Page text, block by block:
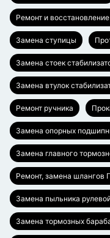
Ремонт и
Замена ступицы
Замена стоек
Замена втулок
Ремонт ручника
Замена опорных
Замена главного
Ремонт, замена шлангов
Замена пыльника
Замена тормозных